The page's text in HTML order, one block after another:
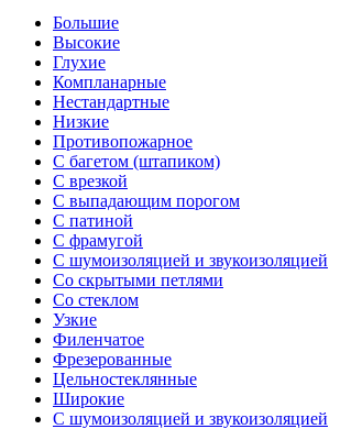
Большие
Высокие
Глухие
Компланарные
Нестандартные
Низкие
Противопожарное
С багетом (штапиком)
С врезкой
С выпадающим порогом
С патиной
С фрамугой
С шумоизоляцией и звукоизоляцией
Со скрытыми петлями
Со стеклом
Узкие
Филенчатое
Фрезерованные
Цельностеклянные
Широкие
С шумоизоляцией и звукоизоляцией